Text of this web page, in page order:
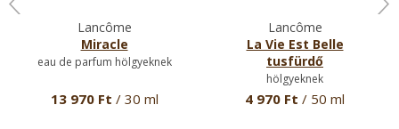
Lancôme
Miracle
eau de parfum hölgyeknek
13 970 Ft / 30 ml
Lancôme
La Vie Est Belle
tusfürdő
hölgyeknek
4 970 Ft / 50 ml